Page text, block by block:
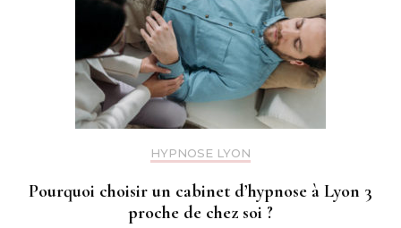
HYPNOSE LYON
Pourquoi choisir un cabinet d’hypnose à Lyon 3
proche de chez soi ?